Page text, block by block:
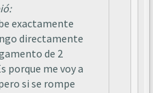
exactamente
directamente
de 2
porque me voy a
si se rompe